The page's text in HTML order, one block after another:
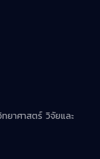
ยาศาสตร์ วิจัยและ